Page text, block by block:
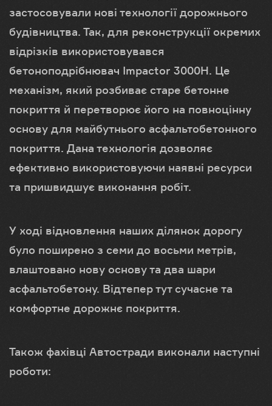
застосовували нові технології дорожнього
будівництва. Так, для реконструкції окремих
відрізків використовувався
бетоноподрібнювач Impactor 3000H. Це
механізм, який розбиває старе бетонне
покриття й перетворює його на повноцінну
основу для майбутнього асфальтобетонного
покриття. Дана технологія дозволяє
ефективно використовуючи наявні ресурси
та пришвидшує виконання робіт.
У ході відновлення наших ділянок дорогу
було поширено з семи до восьми метрів,
влаштовано нову основу та два шари
асфальтобетону. Відтепер тут сучасне та
комфортне дорожнє покриття.
Також фахівці Автостради виконали наступні
роботи: